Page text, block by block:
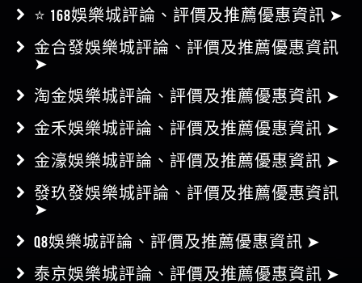
金合發娛樂城評論、評價及推薦優惠資訊
➤
淘金娛樂城評論、評價及推薦優惠資訊 ➤
金禾娛樂城評論、評價及推薦優惠資訊 ➤
金濠娛樂城評論、評價及推薦優惠資訊 ➤
發玖發娛樂城評論、評價及推薦優惠資訊
➤
Q8娛樂城評論、評價及推薦優惠資訊 ➤
泰京娛樂城評論、評價及推薦優惠資訊 ➤
181娛樂城評論、評價及推薦優惠資訊 ➤